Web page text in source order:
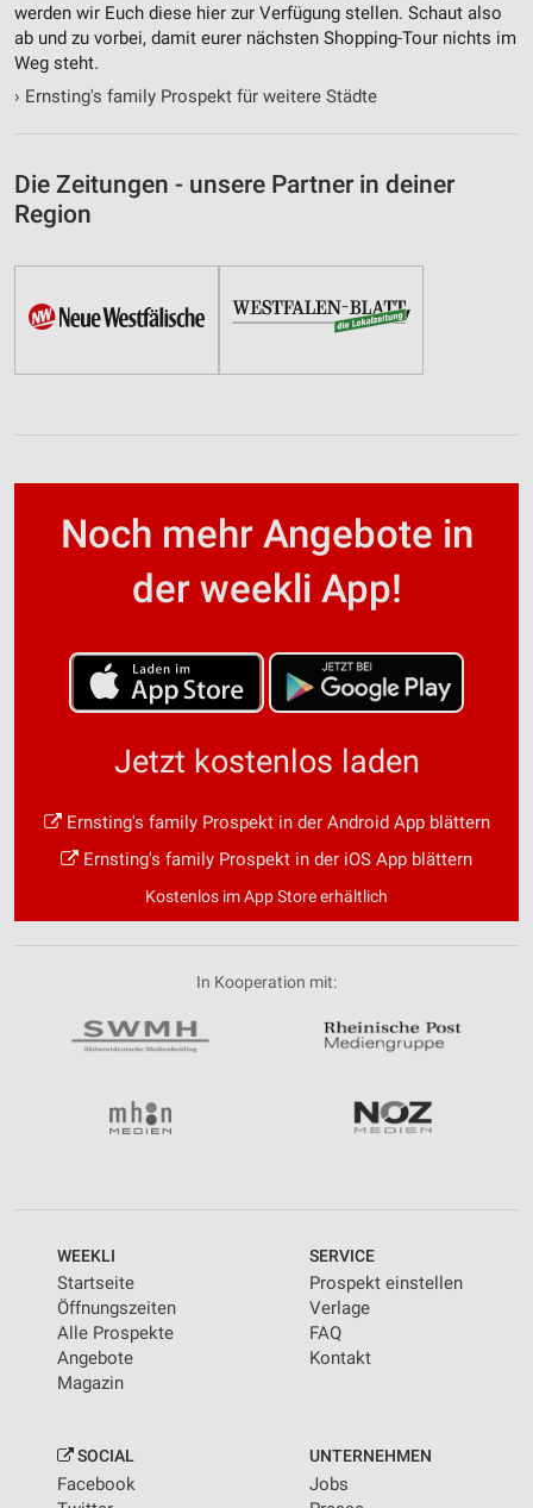
werden wir Euch diese hier zur Verfügung stellen. Schaut also
ab und zu vorbei, damit eurer nächsten Shopping-Tour nichts im
Weg steht.
› Ernsting's family Prospekt für weitere Städte
Die Zeitungen - unsere Partner in deiner
Region
Noch mehr Angebote in
der weekli App!
Jetzt kostenlos laden
Ernsting's family Prospekt in der Android App blättern
Ernsting's family Prospekt in der iOS App blättern
Kostenlos im App Store erhältlich
In Kooperation mit:
WEEKLI
Startseite
Öffnungszeiten
Alle Prospekte
Angebote
Magazin
SERVICE
Prospekt einstellen
Verlage
FAQ
Kontakt
SOCIAL
Facebook
UNTERNEHMEN
Jobs